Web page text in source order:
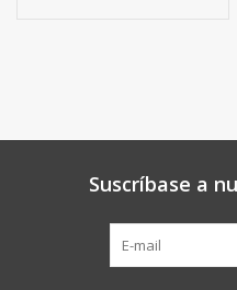
Suscríbase a